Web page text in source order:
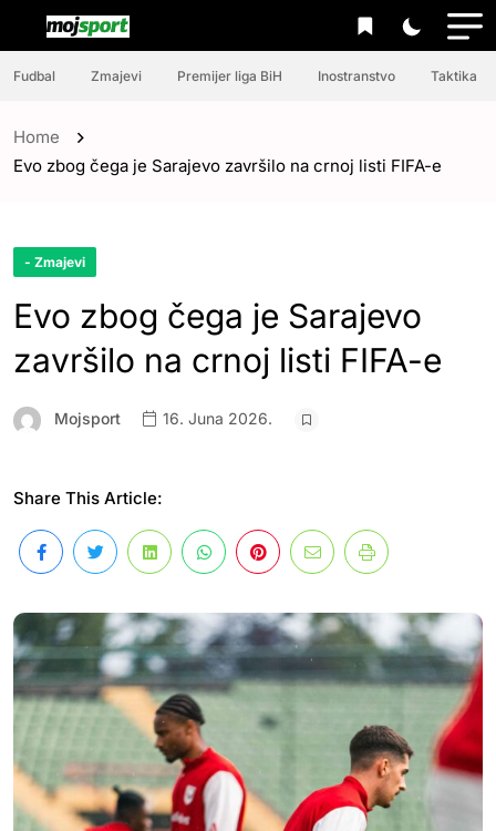
Fudbal Zmajevi Premijer liga BiH Inostranstvo Taktika
Home
Evo zbog čega je Sarajevo završilo na crnoj listi FIFA-e
- Zmajevi
Evo zbog čega je Sarajevo
završilo na crnoj listi FIFA-e
Mojsport 16. Juna 2026.
Share This Article: